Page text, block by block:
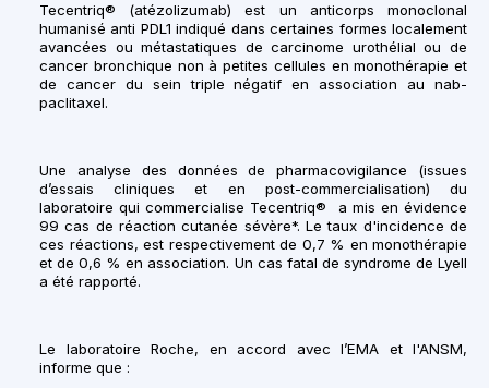
Tecentriq® (atézolizumab) est un anticorps monoclonal
humanisé anti PDL1 indiqué dans certaines formes localement
avancées ou métastatiques de carcinome urothélial ou de
cancer bronchique non à petites cellules en monothérapie et
de cancer du sein triple négatif en association au nab-
paclitaxel.
Une analyse des données de pharmacovigilance (issues
d’essais cliniques et en post-commercialisation) du
laboratoire qui commercialise Tecentriq®
a mis en évidence
99 cas de réaction cutanée sévère*. Le taux d'incidence de
ces réactions, est respectivement de 0,7 % en monothérapie
et de 0,6 % en association. Un cas fatal de syndrome de Lyell
a été rapporté.
Le laboratoire Roche, en accord avec l’EMA et l'ANSM,
informe que :